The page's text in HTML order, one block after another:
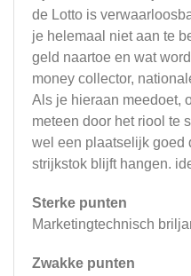
de Lotto is
je helemaal niet aan te
geld naartoe en wat
money collector,
Als je hieraan meedoet,
meteen door het riool te
wel een plaatselijk goed
strijkstok blijft hangen.
Sterke punten
Marketingtechnisch
Zwakke punten